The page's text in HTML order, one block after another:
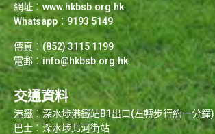
網址：www.hkbsb.org.hk
Whatsapp：9193 5149
傳真：(852) 3115 1199
電郵：info@hkbsb.org.hk
交通資料
港鐵：深水埗港鐵站B1出口(左轉步行約一分鐘)
巴士：深水埗北河街站